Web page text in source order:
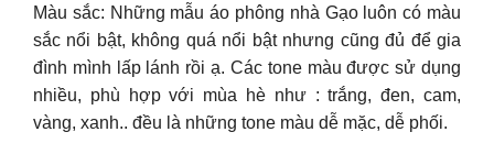
Màu sắc: Những mẫu áo phông nhà Gạo luôn có màu
sắc nổi bật, không quá nổi bật nhưng cũng đủ để gia
đình mình lấp lánh rồi ạ. Các tone màu được sử dụng
nhiều, phù hợp với mùa hè như : trắng, đen, cam,
vàng, xanh.. đều là những tone màu dễ mặc, dễ phối.